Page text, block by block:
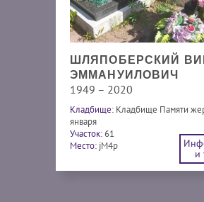
ШЛЯПОБЕРСКИЙ
ЭММАНУИЛОВИЧ
1949 – 2020
Кладбище: Кладбище Памяти
января
Участок:61
Место: jM4p
и